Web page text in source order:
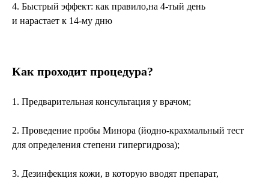
4. Быстрый эффект: как правило,на 4-тый день
и нарастает к 14-му дню
Как проходит процедура?
1. Предварительная консультация у врачом;
2. Проведение пробы Минора (йодно-крахмальный тест
для определения степени гипергидроза);
3. Дезинфекция кожи, в которую вводят препарат,